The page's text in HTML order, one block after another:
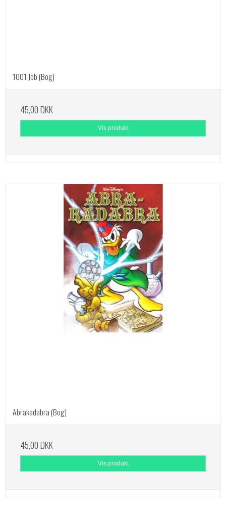
1001 Job (Bog)
45,00 DKK
Vis produkt
Abrakadabra (Bog)
45,00 DKK
Vis produkt